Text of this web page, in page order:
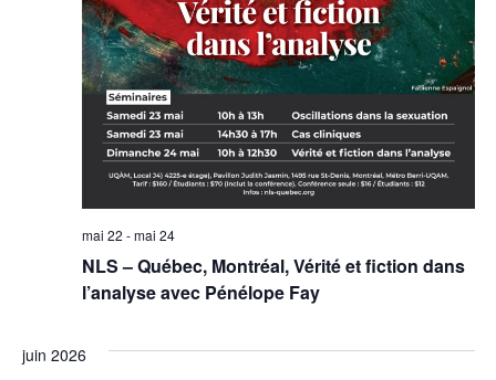
NLS – Québec, Montréal, Vérité et fiction dans
l’analyse avec Pénélope Fay
mai 22 -mai 24
juin 2026